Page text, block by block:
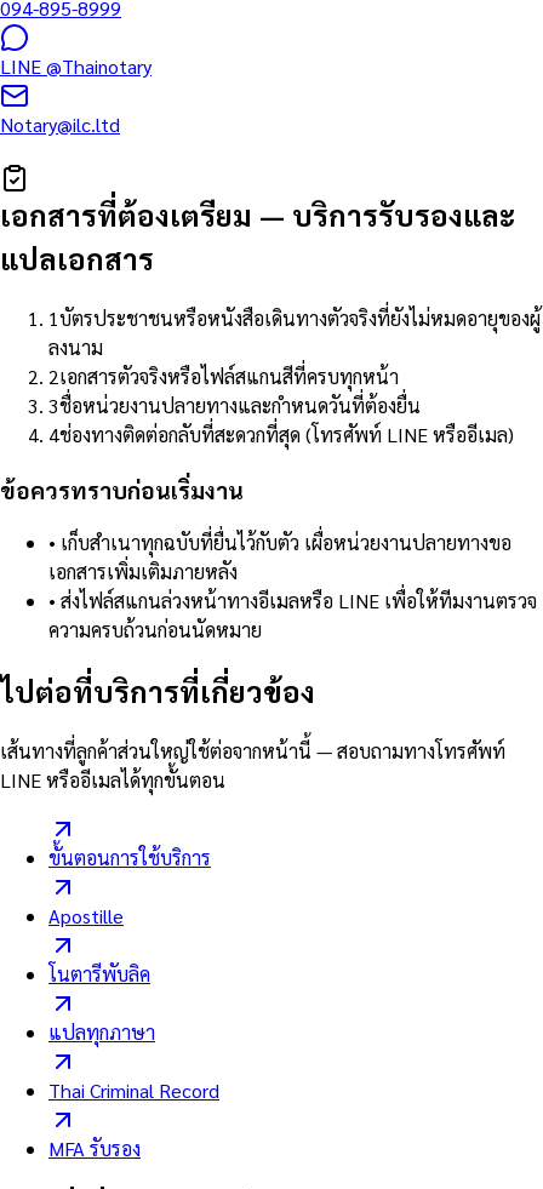
094-895-8999
LINE@Thainotary
Notary@ilc.ltd
เอกสารที่ต้องเตรียม — บริการรับรองและ
แปลเอกสาร
1บัตรประชาชนหรือหนังสือเดินทางตัวจริงที่ยังไม่หมดอายุของผู้
ลงนาม
2เอกสารตัวจริงหรือไฟล์สแกนสีที่ครบทุกหน้า
3ชื่อหน่วยงานปลายทางและกำหนดวันที่ต้องยื่น
4ช่องทางติดต่อกลับที่สะดวกที่สุด (โทรศัพท์ LINE หรืออีเมล)
ข้อควรทราบก่อนเริ่มงาน
• เก็บสำเนาทุกฉบับที่ยื่นไว้กับตัว เผื่อหน่วยงานปลายทางขอ
เอกสารเพิ่มเติมภายหลัง
• ส่งไฟล์สแกนล่วงหน้าทางอีเมลหรือ LINE เพื่อให้ทีมงานตรวจ
ความครบถ้วนก่อนนัดหมาย
ไปต่อที่บริการที่เกี่ยวข้อง
เส้นทางที่ลูกค้าส่วนใหญ่ใช้ต่อจากหน้านี้ — สอบถามทางโทรศัพท์
LINE หรืออีเมลได้ทุกขั้นตอน
ขั้นตอนการใช้บริการ
Apostille
โนตารีพับลิค
แปลทุกภาษา
Thai Criminal Record
MFA รับรอง